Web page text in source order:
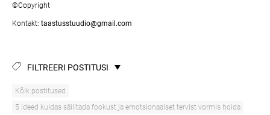
©Copyright
Kontakt: taastusstuudio@gmail.com
FILTREERI POSTITUSI
Kõik postitused
5 ideed kuidas säilitada fookust ja emotsionaalset tervist vormis hoida